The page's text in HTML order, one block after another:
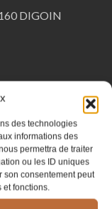
des technologies
informations des
permettra de traiter
ou les ID uniques
son consentement peut
et fonctions.
DIGOIN